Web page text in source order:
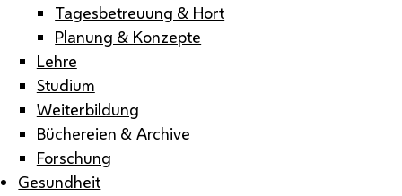
Tagesbetreuung & Hort
Planung & Konzepte
Lehre
Studium
Weiterbildung
Büchereien & Archive
Forschung
Gesundheit